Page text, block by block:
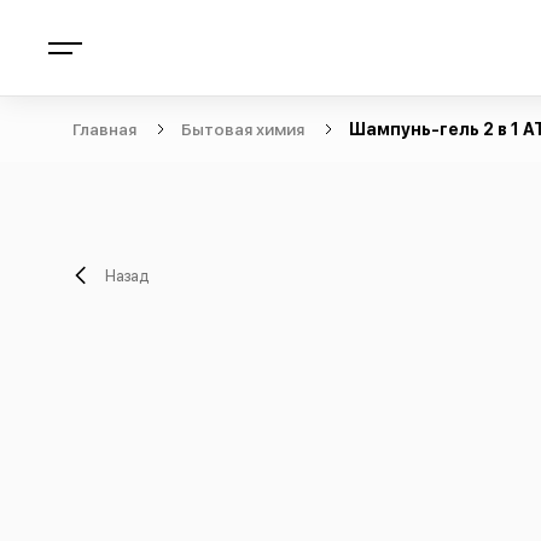
Главная Бытовая химия Шампунь-гель 2 в 1
Назад